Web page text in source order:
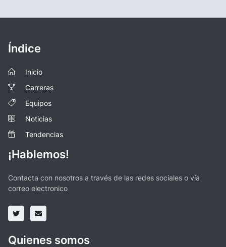
Índice
Inicio
Carreras
Equipos
Noticias
Tendencias
¡Hablemos!
Contacta con nosotros a través de las redes sociales o vía
correo electronico
Quienes somos